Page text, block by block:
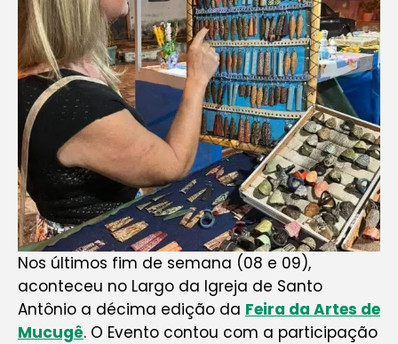
Nos últimos fim de semana (08 e 09),
aconteceu no Largo da Igreja de Santo
Antônio a décima edição da Feira da Artes de
Mucugê. O Evento contou com a participação